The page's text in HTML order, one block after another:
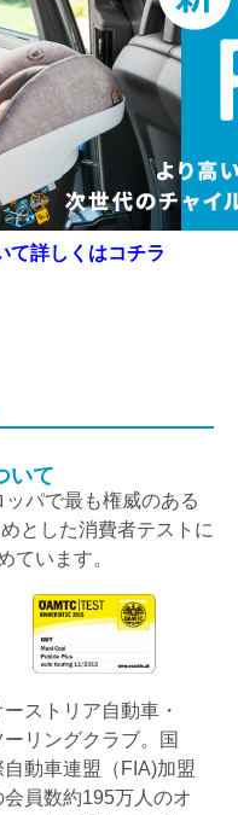
て詳しくはコチラ
いて
パで最も権威のある
とした消費者テストに
ています。
ーストリア自動車・
ーリングクラブ。国
自動車連盟（FIA)加盟
会員数約195万人のオ